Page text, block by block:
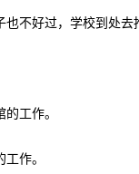
也不好过，学校到处
的工作。
工作。